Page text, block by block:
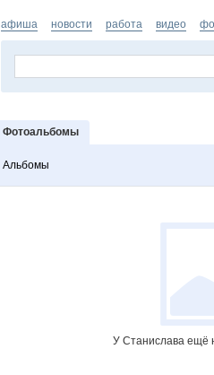
афиша новости работа видео
Фотоальбомы
Альбомы
У Станислава ещё